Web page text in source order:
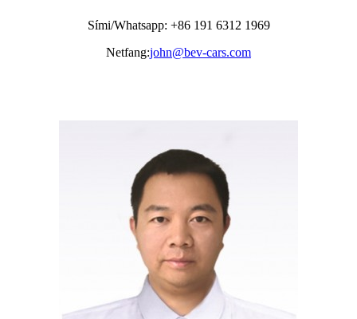
Sími/Whatsapp: +86 191 6312 1969
Netfang:john@bev-cars.com